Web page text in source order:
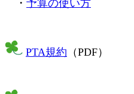
・ 予算の使い方
PTA規約 （PDF）